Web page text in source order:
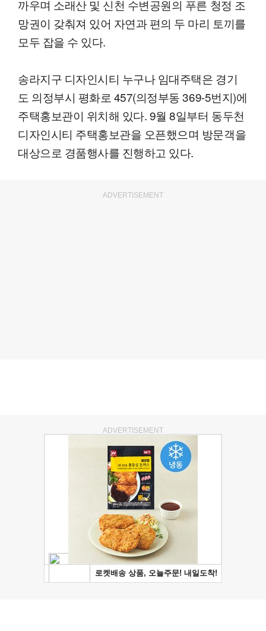
까우며 소래산 및 신천 수변공원의 푸른 청정 조
망권이 갖춰져 있어 자연과 편의 두 마리 토끼를
모두 잡을 수 있다.
송라지구 디자인시티 누구나 임대주택은 경기
도 의정부시 평화로 457(의정부동 369-5번지)에
주택홍보관이 위치해 있다. 9월 8일부터 동두천
디자인시티 주택홍보관을 오픈했으며 방문객을
대상으로 경품행사를 진행하고 있다.
ADVERTISEMENT
ADVERTISEMENT